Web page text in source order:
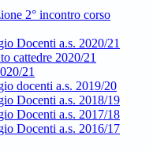
2° incontro corso
Docenti a.s. 2020/21
cattedre 2020/21
21
docenti a.s. 2019/20
Docenti a.s. 2018/19
Docenti a.s. 2017/18
Docenti a.s. 2016/17